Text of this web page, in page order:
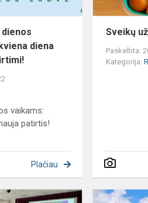
diena
dienos
diena
vaikams:
patirtis!
Plačiau
Sveikų
Paskelbta:
Kategorija:
Sveikatingumo